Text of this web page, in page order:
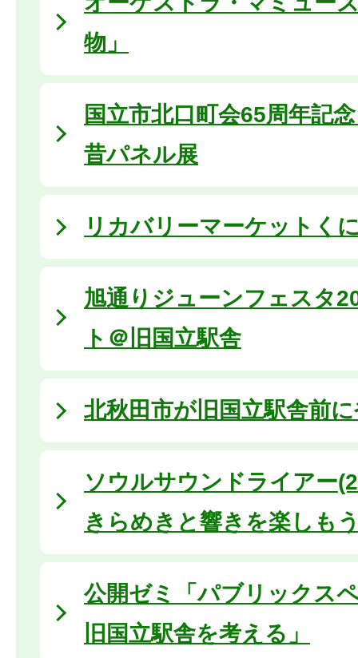
物」
国立市北口町会65周年記
昔パネル展
リカバリーマーケットく
旭通りジューンフェスタ
ト＠旧国立駅舎
北秋田市が旧国立駅舎前
ソウルサウンドライアー
きらめきと響きを楽しも
公開ゼミ「パブリックス
旧国立駅舎を考える」